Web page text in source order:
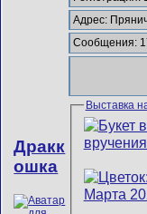
Дракк
ошка
Адрес:
Сообщения:
Выставка